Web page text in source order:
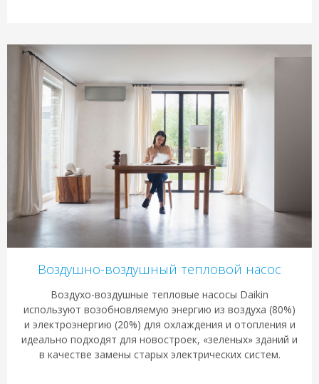
Воздушно-воздушный тепловой насос
Воздухо-воздушные тепловые насосы Daikin
используют возобновляемую энергию из воздуха (80%)
и электроэнергию (20%) для охлаждения и отопления и
идеально подходят для новостроек, «зеленых» зданий и
в качестве замены старых электрических систем.